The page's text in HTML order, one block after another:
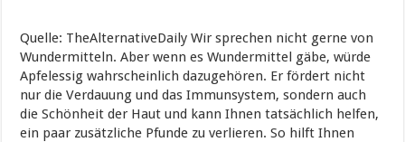
Quelle: TheAlternativeDaily Wir sprechen nicht gerne von
Wundermitteln. Aber wenn es Wundermittel gäbe, würde
Apfelessig wahrscheinlich dazugehören. Er fördert nicht
nur die Verdauung und das Immunsystem, sondern auch
die Schönheit der Haut und kann Ihnen tatsächlich helfen,
ein paar zusätzliche Pfunde zu verlieren. So hilft Ihnen